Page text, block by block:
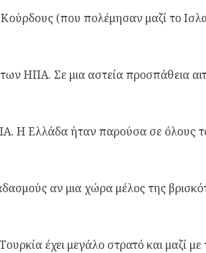
(που πολέμησαν μαζί το
ΗΠΑ. Σε μια αστεία προσπάθεια
Η Ελλάδα ήταν παρούσα σε όλους
αν μια χώρα μέλος της
έχει μεγάλο στρατό και μαζί